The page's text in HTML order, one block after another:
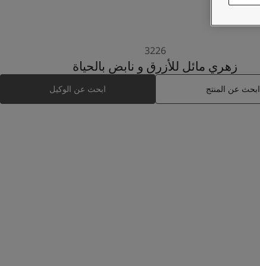
3226
زهري مائل للأزرق و نابض بالحياة
ابحث عن المنتج ابحث عن الوكيل